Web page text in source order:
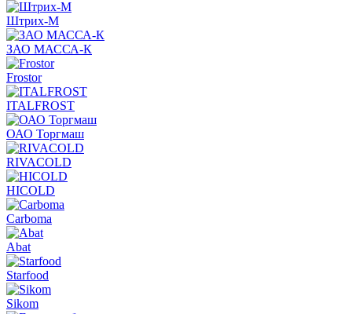
Штрих-М
ЗАО МАССА-К
Frostor
ITALFROST
ОАО Торгмаш
RIVACOLD
HICOLD
Carboma
Abat
Starfood
Sikom